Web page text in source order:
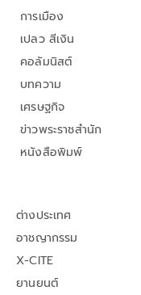
การเมือง
เปลว สีเงิน
คอลัมนิสต์
บทความ
เศรษฐกิจ
ข่าวพระราชสำนัก
หนังสือพิมพ์
ต่างประเทศ
อาชญากรรม
X-CITE
ยานยนต์